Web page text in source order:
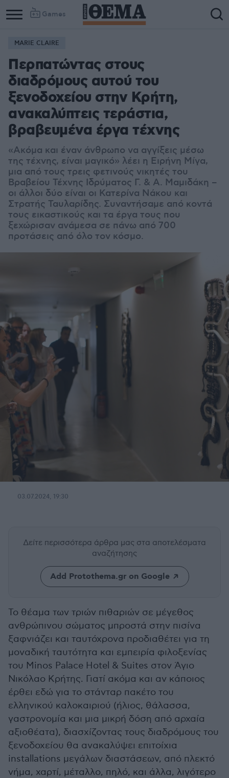
Games
MARIE CLAIRE
Περπατώντας στους
διαδρόμους αυτού του
ξενοδοχείου στην Κρήτη,
ανακαλύπτεις τεράστια,
βραβευμένα έργα τέχνης
«Ακόμα και έναν άνθρωπο να αγγίξεις μέσω
της τέχνης, είναι μαγικό» λέει η Ειρήνη Μίγα,
μια από τους τρεις φετινούς νικητές του
Βραβείου Τέχνης Ιδρύματος Γ. & Α. Μαμιδάκη –
οι άλλοι δύο είναι οι Κατερίνα Νάκου και
Στρατής Ταυλαρίδης. Συναντήσαμε από κοντά
τους εικαστικούς και τα έργα τους που
ξεχώρισαν ανάμεσα σε πάνω από 700
προτάσεις από όλο τον κόσμο.
03.07.2024, 19:30
Δείτε περισσότερα άρθρα μας στα αποτελέσματα
αναζήτησης
Add Protothema.gr on Google
Το θέαμα των τριών πιθαριών σε μέγεθος
ανθρώπινου σώματος μπροστά στην πισίνα
ξαφνιάζει και ταυτόχρονα προδιαθέτει για τη
μοναδική ταυτότητα και εμπειρία φιλοξενίας
του Minos Palace Hotel & Suites στον Άγιο
Νικόλαο Κρήτης. Γιατί ακόμα και αν κάποιος
έρθει εδώ για το στάνταρ πακέτο του
ελληνικού καλοκαιριού (ήλιος, θάλασσα,
γαστρονομία και μια μικρή δόση από αρχαία
αξιοθέατα), διασχίζοντας τους διαδρόμους του
ξενοδοχείου θα ανακαλύψει επιτοίχια
installations μεγάλων διαστάσεων, από πλεκτό
νήμα, χαρτί, μέταλλο, πηλό, και άλλα, λιγότερο